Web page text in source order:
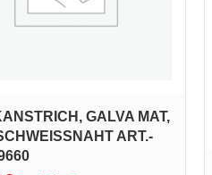
GALVA MAT,
ART.-N